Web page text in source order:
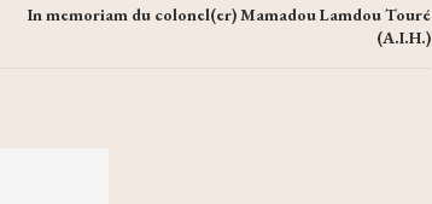
In memoriam du colonel(er) Mamadou Lamdou Touré
(A.I.H.)